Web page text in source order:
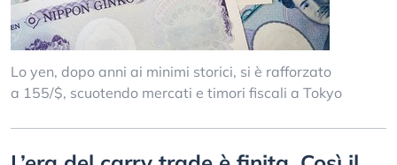
Lo yen, dopo anni ai minimi storici, si è rafforzato
a 155/$, scuotendo mercati e timori fiscali a Tokyo